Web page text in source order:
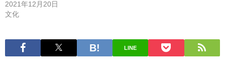
2021年12月20日
文化
LINE